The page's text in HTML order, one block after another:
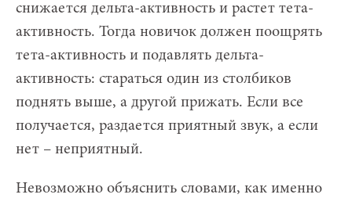
снижается дельта-активность и растет тета-
активность. Тогда новичок должен поощрять
тета-активность и подавлять дельта-
активность: стараться один из столбиков
поднять выше, а другой прижать. Если все
получается, раздается приятный звук, а если
нет – неприятный.
Невозможно объяснить словами, как именно